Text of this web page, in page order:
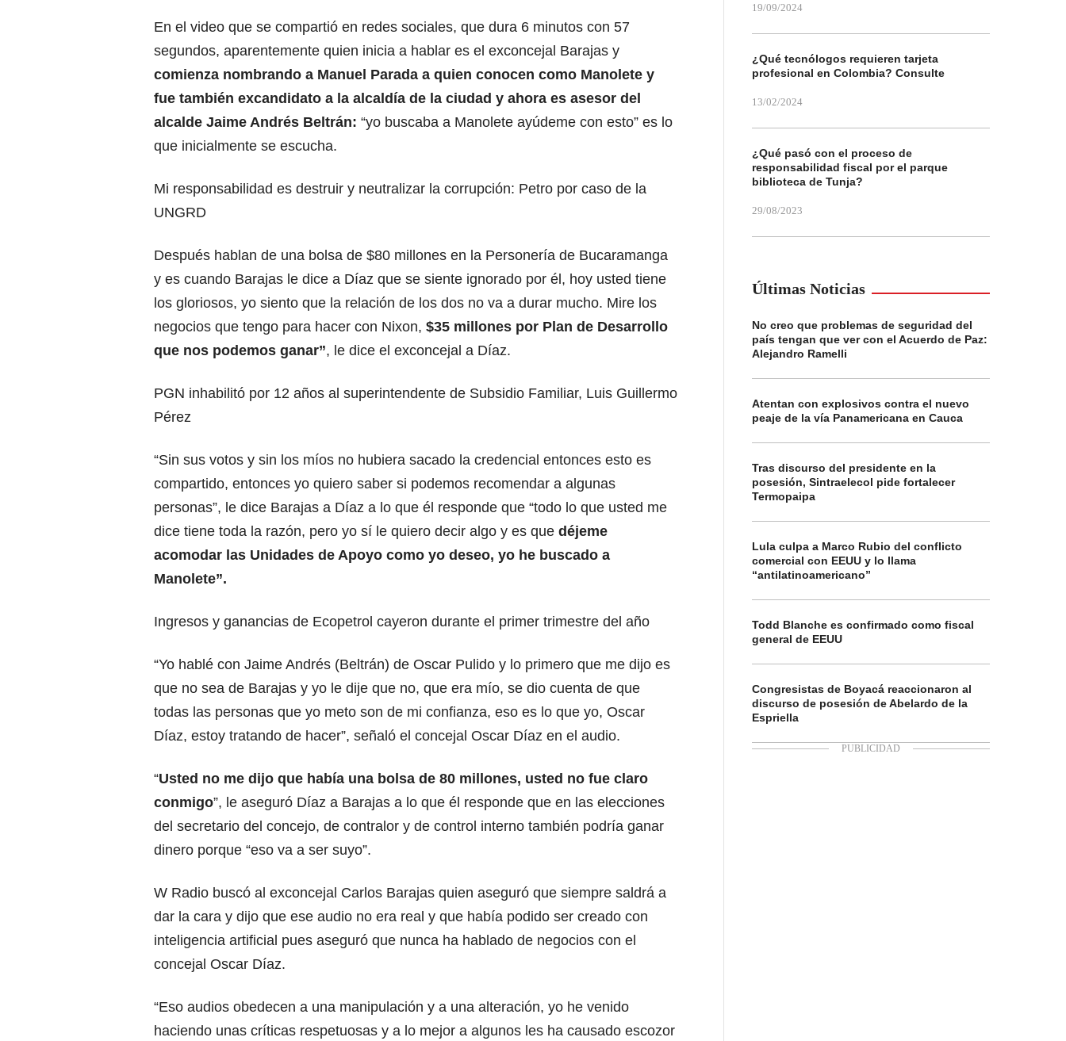
En el video que se compartió en redes sociales, que dura 6 minutos con 57
segundos, aparentemente quien inicia a hablar es el exconcejal Barajas y
comienza nombrando a Manuel Parada a quien conocen como Manolete y
fue también excandidato a la alcaldía de la ciudad y ahora es asesor del
alcalde Jaime Andrés Beltrán: “yo buscaba a Manolete ayúdeme con esto” es lo
que inicialmente se escucha.
Mi responsabilidad es destruir y neutralizar la corrupción: Petro por caso de la
UNGRD
Después hablan de una bolsa de $80 millones en la Personería de Bucaramanga
y es cuando Barajas le dice a Díaz que se siente ignorado por él, hoy usted tiene
los gloriosos, yo siento que la relación de los dos no va a durar mucho. Mire los
negocios que tengo para hacer con Nixon, $35 millones por Plan de Desarrollo
que nos podemos ganar”, le dice el exconcejal a Díaz.
PGN inhabilitó por 12 años al superintendente de Subsidio Familiar, Luis Guillermo
Pérez
“Sin sus votos y sin los míos no hubiera sacado la credencial entonces esto es
compartido, entonces yo quiero saber si podemos recomendar a algunas
personas”, le dice Barajas a Díaz a lo que él responde que “todo lo que usted me
dice tiene toda la razón, pero yo sí le quiero decir algo y es que déjeme
acomodar las Unidades de Apoyo como yo deseo, yo he buscado a
Manolete”.
Ingresos y ganancias de Ecopetrol cayeron durante el primer trimestre del año
“Yo hablé con Jaime Andrés (Beltrán) de Oscar Pulido y lo primero que me dijo es
que no sea de Barajas y yo le dije que no, que era mío, se dio cuenta de que
todas las personas que yo meto son de mi confianza, eso es lo que yo, Oscar
Díaz, estoy tratando de hacer”, señaló el concejal Oscar Díaz en el audio.
“Usted no me dijo que había una bolsa de 80 millones, usted no fue claro
conmigo”, le aseguró Díaz a Barajas a lo que él responde que en las elecciones
del secretario del concejo, de contralor y de control interno también podría ganar
dinero porque “eso va a ser suyo”.
W Radio buscó al exconcejal Carlos Barajas quien aseguró que siempre saldrá a
dar la cara y dijo que ese audio no era real y que había podido ser creado con
inteligencia artificial pues aseguró que nunca ha hablado de negocios con el
concejal Oscar Díaz.
“Eso audios obedecen a una manipulación y a una alteración, yo he venido
haciendo unas críticas respetuosas y a lo mejor a algunos les ha causado escozor
19/09/2024
¿Qué tecnólogos requieren tarjeta
profesional en Colombia? Consulte
13/02/2024
¿Qué pasó con el proceso de
responsabilidad fiscal por el parque
biblioteca de Tunja?
29/08/2023
Últimas Noticias
No creo que problemas de seguridad del
país tengan que ver con el Acuerdo de Paz:
Alejandro Ramelli
Atentan con explosivos contra el nuevo
peaje de la vía Panamericana en Cauca
Tras discurso del presidente en la
posesión, Sintraelecol pide fortalecer
Termopaipa
Lula culpa a Marco Rubio del conflicto
comercial con EEUU y lo llama
“antilatinoamericano”
Todd Blanche es confirmado como fiscal
general de EEUU
Congresistas de Boyacá reaccionaron al
discurso de posesión de Abelardo de la
Espriella